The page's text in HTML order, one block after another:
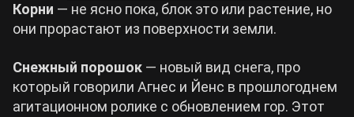
Корни — не ясно пока, блок это или растение, но
они прорастают из поверхности земли.
Снежный порошок — новый вид снега, про
который говорили Агнес и Йенс в прошлогоднем
агитационном ролике с обновлением гор. Этот